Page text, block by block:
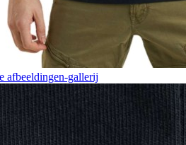
afbeeldingen-gallerij